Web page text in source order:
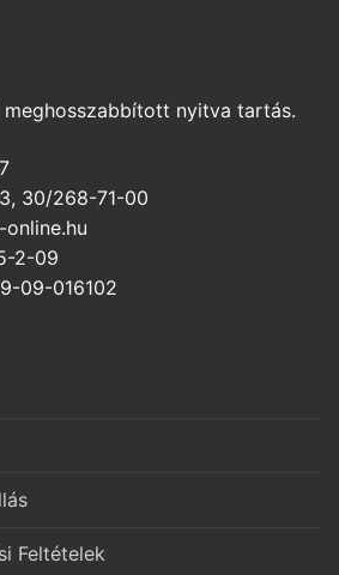
meghosszabbított nyitva tartás.
30/268-71-00
2-09
09-016102
Feltételek